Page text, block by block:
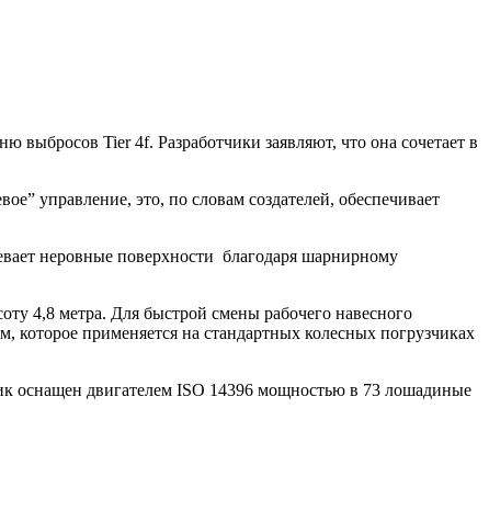
выбросов Tier 4f. Разработчики заявляют, что она сочетает в
управление, это, по словам создателей, обеспечивает
неровные поверхности благодаря шарнирному
4,8 метра. Для быстрой смены рабочего навесного
которое применяется на стандартных колесных погрузчиках
оснащен двигателем ISO 14396 мощностью в 73 лошадиные